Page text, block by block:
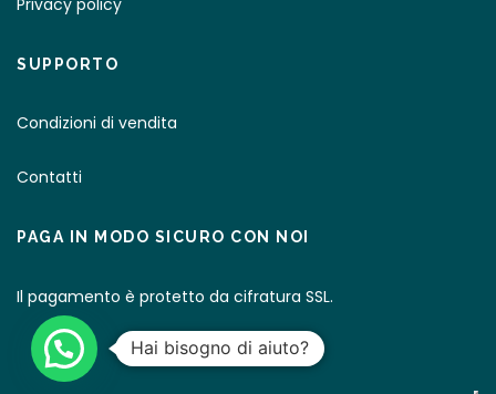
SUPPORTO
Condizioni di vendita
Contatti
PAGA IN MODO SICURO CON NOI
Il pagamento è protetto da cifratura SSL.
Hai bisogno di aiuto?